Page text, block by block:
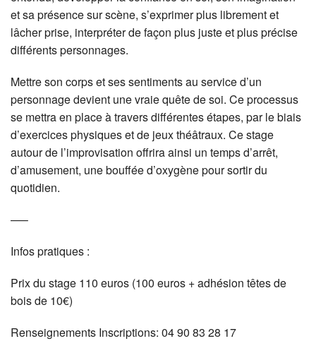
et sa présence sur scène, s’exprimer plus librement et
lâcher prise, interpréter de façon plus juste et plus précise
différents personnages.
Mettre son corps et ses sentiments au service d’un
personnage devient une vraie quête de soi. Ce processus
se mettra en place à travers différentes étapes, par le biais
d’exercices physiques et de jeux théâtraux. Ce stage
autour de l’improvisation offrira ainsi un temps d’arrêt,
d’amusement, une bouffée d’oxygène pour sortir du
quotidien.
—–
Infos pratiques :
Prix du stage 110 euros (100 euros + adhésion têtes de
bois de 10€)
Renseignements Inscriptions: 04 90 83 28 17